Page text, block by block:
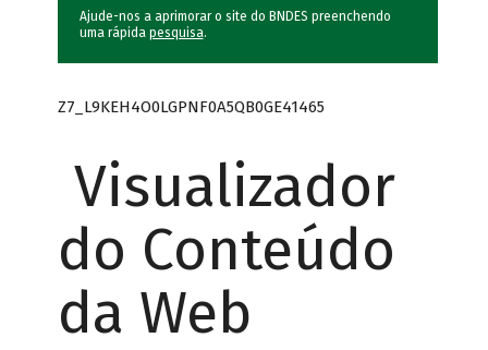
Ajude-nos a aprimorar o site do BNDES preenchendo
uma rápida pesquisa.
Z7_L9KEH4O0LGPNF0A5QB0GE41465
Visualizador
do Conteúdo
da Web